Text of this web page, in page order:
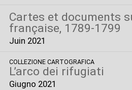
Cartes et documents
française, 1789-1799
Juin 2021
COLLEZIONE CARTOGRAFICA
L’arco dei rifugiati
Giugno 2021